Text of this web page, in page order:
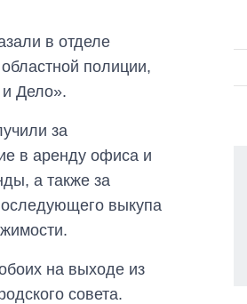
в отделе
полиции,
Дело».
за
в аренду офиса и
а также за
выкупа
на выходе из
совета.
массированных
главной целью рф